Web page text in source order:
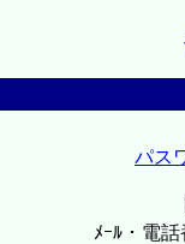
パス
ﾒｰﾙ・電話